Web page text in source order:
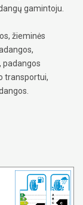
gamintoju.
žieminės
padangos
transportui,
c